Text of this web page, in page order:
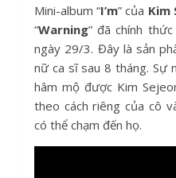
Mini-album “I’m” của Kim
“Warning” đã chính
ngày 29/3. Đây là sản
nữ ca sĩ sau 8 tháng. Sự
hâm mộ được Kim
theo cách riêng của cô
có thể chạm đến họ.